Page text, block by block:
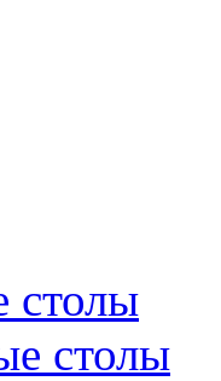
столы
столы